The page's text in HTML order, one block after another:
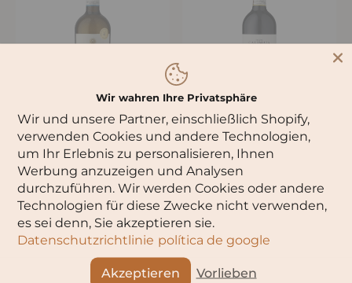
Settesoli Appassimento
Grillo
Tenuta Calimaia Vino
Nobile di Montepulciano
Wir wahren Ihre Privatsphäre
Wir und unsere Partner, einschließlich Shopify,
verwenden Cookies und andere Technologien,
um Ihr Erlebnis zu personalisieren, Ihnen
Werbung anzuzeigen und Analysen
durchzuführen. Wir werden Cookies oder andere
Technologien für diese Zwecke nicht verwenden,
es sei denn, Sie akzeptieren sie.
Datenschutzrichtlinie política de google
Akzeptieren Vorlieben